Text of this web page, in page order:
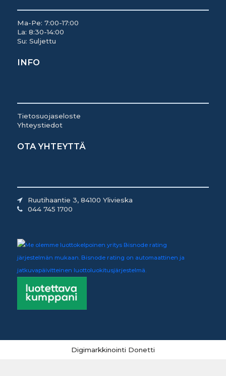
Ma-Pe: 7:00-17:00
La: 8:30-14:00
Su: Suljettu
INFO
Tietosuojaseloste
Yhteystiedot
OTA YHTEYTTÄ
Ruutihaantie 3, 84100 Ylivieska
044 745 1700
Digimarkkinointi Donetti